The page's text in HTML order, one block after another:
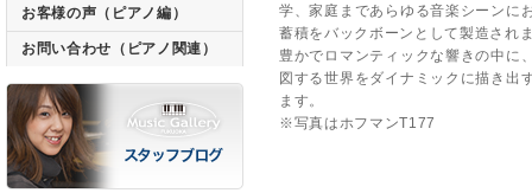
学、家庭まであらゆる音楽シーンに
蓄積をバックボーンとして製造され
豊かでロマンティックな響きの中に
図する世界をダイナミックに描き出
ます。
※写真はホフマンT177
お客様の声（ピアノ編）
お問い合わせ（ピアノ関連）